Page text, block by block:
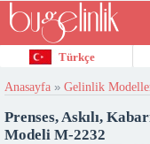
Türkçe
Anasayfa » Gelinlik
Prenses, Askılı,
Modeli M-2232